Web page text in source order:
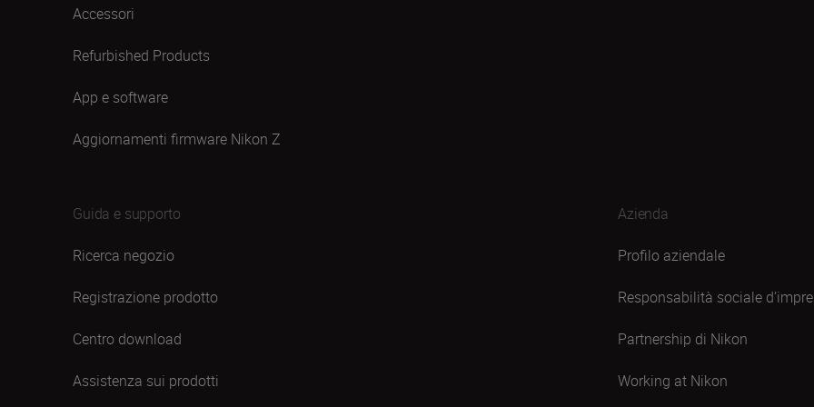
Accessori
Refurbished Products
App e software
Aggiornamenti firmware Nikon Z
Guida e supporto
Ricerca negozio
Registrazione prodotto
Centro download
Assistenza sui prodotti
Azienda
Profilo aziendale
Responsabilità sociale
Partnership di Nikon
Working at Nikon